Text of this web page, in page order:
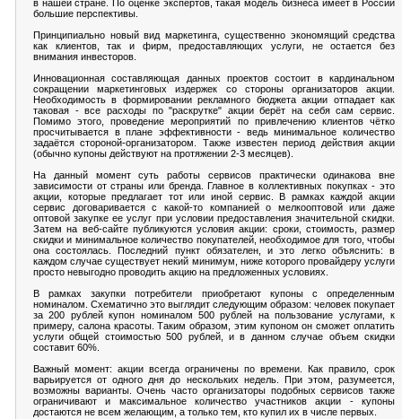
в нашей стране. По оценке экспертов, такая модель бизнеса имеет в России
большие перспективы.
Принципиально новый вид маркетинга, существенно экономящий средства
как клиентов, так и фирм, предоставляющих услуги, не остается без
внимания инвесторов.
Инновационная составляющая данных проектов состоит в кардинальном
сокращении маркетинговых издержек со стороны организаторов акции.
Необходимость в формировании рекламного бюджета акции отпадает как
таковая - все расходы по "раскрутке" акции берёт на себя сам сервис.
Помимо этого, проведение мероприятий по привлечению клиентов чётко
просчитывается в плане эффективности - ведь минимальное количество
задаётся стороной-организатором. Также известен период действия акции
(обычно купоны действуют на протяжении 2-3 месяцев).
На данный момент суть работы сервисов практически одинакова вне
зависимости от страны или бренда. Главное в коллективных покупках - это
акции, которые предлагает тот или иной сервис. В рамках каждой акции
сервис договаривается с какой-то компанией о мелкооптовой или даже
оптовой закупке ее услуг при условии предоставления значительной скидки.
Затем на веб-сайте публикуются условия акции: сроки, стоимость, размер
скидки и минимальное количество покупателей, необходимое для того, чтобы
она состоялась. Последний пункт обязателен, и это легко объяснить: в
каждом случае существует некий минимум, ниже которого провайдеру услуги
просто невыгодно проводить акцию на предложенных условиях.
В рамках закупки потребители приобретают купоны с определенным
номиналом. Схематично это выглядит следующим образом: человек покупает
за 200 рублей купон номиналом 500 рублей на пользование услугами, к
примеру, салона красоты. Таким образом, этим купоном он сможет оплатить
услуги общей стоимостью 500 рублей, и в данном случае объем скидки
составит 60%.
Важный момент: акции всегда ограничены по времени. Как правило, срок
варьируется от одного дня до нескольких недель. При этом, разумеется,
возможны варианты. Очень часто организаторы подобных сервисов также
ограничивают и максимальное количество участников акции - купоны
достаются не всем желающим, а только тем, кто купил их в числе первых.